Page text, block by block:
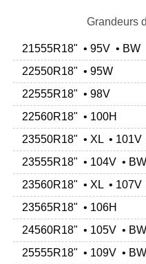
Grandeurs
21555R18" • 95V • BW
22550R18" • 95W
22555R18" • 98V
22560R18" • 100H
23550R18" • XL • 101V
23555R18" • 104V • BW
23560R18" • XL • 107V
23565R18" • 106H
24560R18" • 105V • BW
25555R18" • 109V • BW